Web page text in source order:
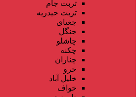
تربت جام
تربت حیدریه
جغتای
جنگل
چاشلو
چکنه
چناران
خرو
خلیل آباد
خواف